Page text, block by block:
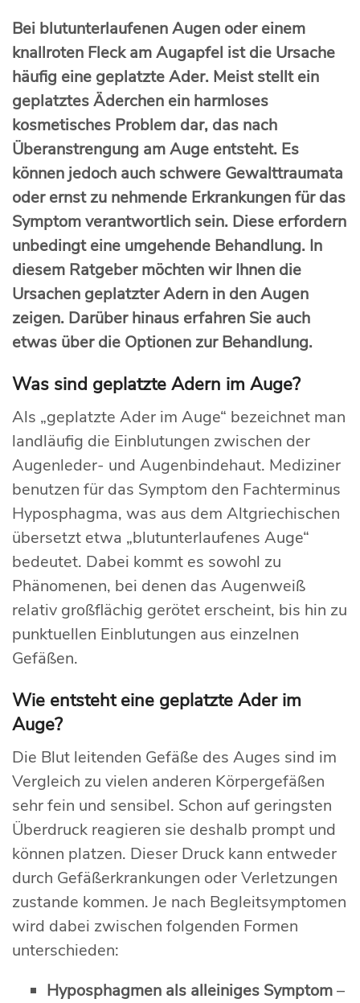
Bei blutunterlaufenen Augen oder einem
knallroten Fleck am Augapfel ist die Ursache
häufig eine geplatzte Ader. Meist stellt ein
geplatztes Äderchen ein harmloses
kosmetisches Problem dar, das nach
Überanstrengung am Auge entsteht. Es
können jedoch auch schwere Gewalttraumata
oder ernst zu nehmende Erkrankungen für das
Symptom verantwortlich sein. Diese erfordern
unbedingt eine umgehende Behandlung. In
diesem Ratgeber möchten wir Ihnen die
Ursachen geplatzter Adern in den Augen
zeigen. Darüber hinaus erfahren Sie auch
etwas über die Optionen zur Behandlung.
Was sind geplatzte Adern im Auge?
Als „geplatzte Ader im Auge“ bezeichnet man
landläufig die Einblutungen zwischen der
Augenleder- und Augenbindehaut. Mediziner
benutzen für das Symptom den Fachterminus
Hyposphagma, was aus dem Altgriechischen
übersetzt etwa „blutunterlaufenes Auge“
bedeutet. Dabei kommt es sowohl zu
Phänomenen, bei denen das Augenweiß
relativ großflächig gerötet erscheint, bis hin zu
punktuellen Einblutungen aus einzelnen
Gefäßen.
Wie entsteht eine geplatzte Ader im
Auge?
Die Blut leitenden Gefäße des Auges sind im
Vergleich zu vielen anderen Körpergefäßen
sehr fein und sensibel. Schon auf geringsten
Überdruck reagieren sie deshalb prompt und
können platzen. Dieser Druck kann entweder
durch Gefäßerkrankungen oder Verletzungen
zustande kommen. Je nach Begleitsymptomen
wird dabei zwischen folgenden Formen
unterschieden:
Hyposphagmen als alleiniges Symptom–